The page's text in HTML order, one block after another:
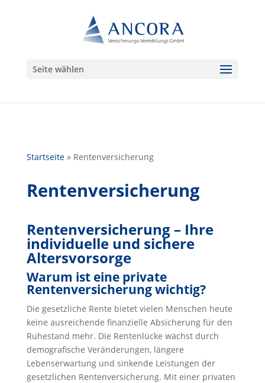
Seite wählen
Startseite» Rentenversicherung
Rentenversicherung
Rentenversicherung – Ihre
individuelle und sichere
Altersvorsorge
Warum ist eine private
Rentenversicherung wichtig?
Die gesetzliche Rente bietet vielen Menschen heute
keine ausreichende finanzielle Absicherung für den
Ruhestand mehr. Die Rentenlücke wächst durch
demografische Veränderungen, längere
Lebenserwartung und sinkende Leistungen der
gesetzlichen Rentenversicherung. Mit einer privaten